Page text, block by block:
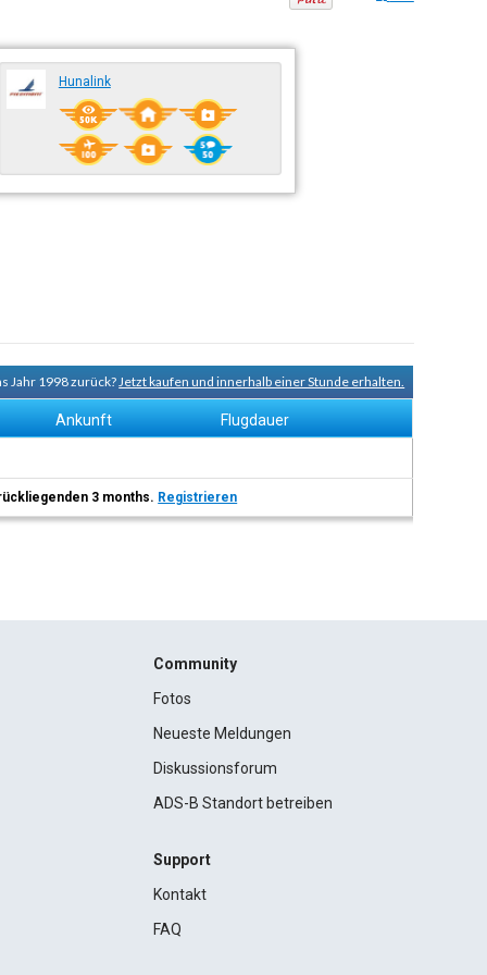
Hunalink
Jahr 1998 zurück?Jetzt kaufen und innerhalb einer Stunde erhalten.
Ankunft Flugdauer
3 months. Registrieren
Community
Fotos
Neueste Meldungen
Diskussionsforum
ADS-B Standort betreiben
Support
Kontakt
FAQ